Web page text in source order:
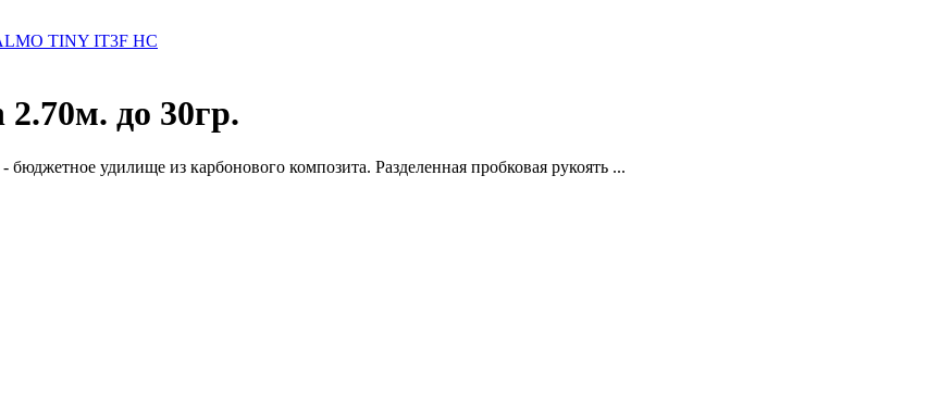
TINY IT3F HC
до 30гр.
удилище из карбонового композита. Разделенная пробковая рукоять ...